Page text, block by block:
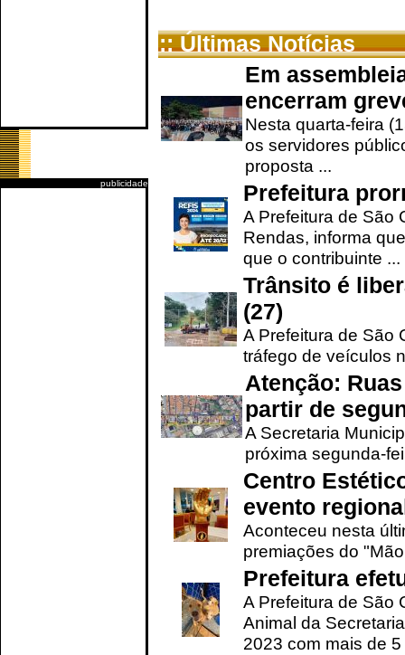
publicidade
:: Últimas Notícias
Em
encerram
Nesta quarta-feira
os servidores
proposta ...
Prefeitura
A Prefeitura de São
Rendas, informa
que o contribuinte ...
Trânsito é
(27)
A Prefeitura de São
tráfego de veículos
Atenção:
partir de
A Secretaria
próxima segunda-
Centro
evento
Aconteceu nesta
premiações do
Prefeitura
A Prefeitura de São
Animal da
2023 com mais de 5